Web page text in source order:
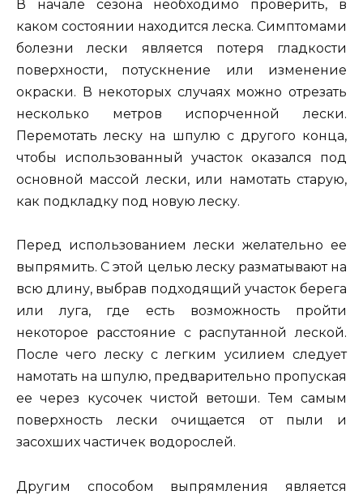
В начале сезона необходимо проверить, в
каком состоянии находится леска. Симптомами
болезни лески является потеря гладкости
поверхности, потускнение или изменение
окраски. В некоторых случаях можно отрезать
несколько метров испорченной лески.
Перемотать леску на шпулю с другого конца,
чтобы использованный участок оказался под
основной массой лески, или намотать старую,
как подкладку под новую леску.
Перед использованием лески желательно ее
выпрямить. С этой целью леску разматывают на
всю длину, выбрав подходящий участок берега
или луга, где есть возможность пройти
некоторое расстояние с распутанной леской.
После чего леску с легким усилием следует
намотать на шпулю, предварительно пропуская
ее через кусочек чистой ветоши. Тем самым
поверхность лески очищается от пыли и
засохших частичек водорослей.
Другим способом выпрямления является